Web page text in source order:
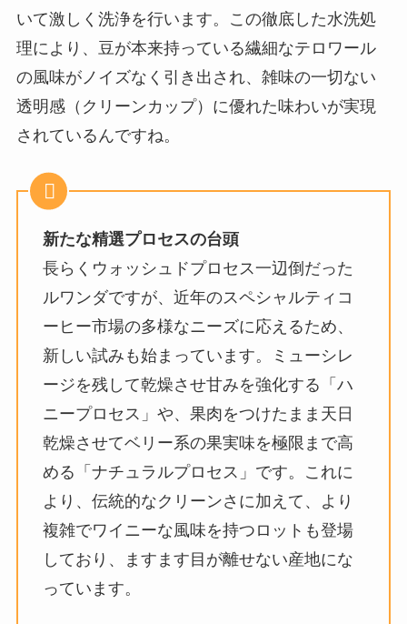
いて激しく洗浄を行います。この徹底した水洗処
理により、豆が本来持っている繊細なテロワール
の風味がノイズなく引き出され、雑味の一切ない
透明感（クリーンカップ）に優れた味わいが実現
されているんですね。
新たな精選プロセスの台頭
長らくウォッシュドプロセス一辺倒だった
ルワンダですが、近年のスペシャルティコ
ーヒー市場の多様なニーズに応えるため、
新しい試みも始まっています。ミューシレ
ージを残して乾燥させ甘みを強化する「ハ
ニープロセス」や、果肉をつけたまま天日
乾燥させてベリー系の果実味を極限まで高
める「ナチュラルプロセス」です。これに
より、伝統的なクリーンさに加えて、より
複雑でワイニーな風味を持つロットも登場
しており、ますます目が離せない産地にな
っています。